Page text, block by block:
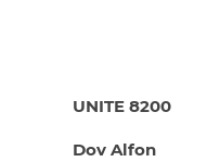
UNITE 8200
Dov Alfon